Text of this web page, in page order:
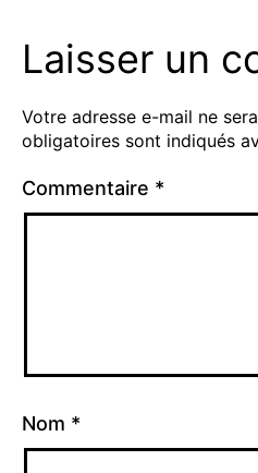
Laisser un
Votre adresse e-mail ne
obligatoires sont indiqués
Commentaire *
Nom *